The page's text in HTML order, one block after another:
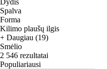
Spalva
Forma
Kilimo plaušų ilgis
+ Daugiau (19)
Smėlio
2 546 rezultatai
Populiariausi